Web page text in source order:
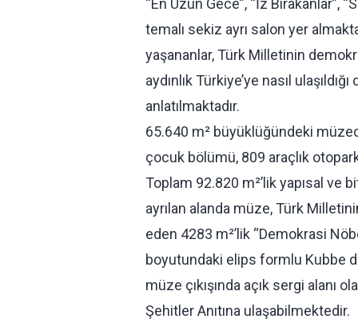
“En Uzun Gece”, “İz Bırakanlar”,
temalı sekiz ayrı salon yer
yaşananlar, Türk Milletinin
aydınlık Türkiye’ye nasıl
anlatılmaktadır.
65.640 m² büyüklüğündeki
çocuk bölümü, 809 araçlık
Toplam 92.820 m²’lik yapısal
ayrılan alanda müze, Türk
eden 4283 m²’lik “Demokrasi
boyutundaki elips formlu Kubbe
müze çıkışında açık sergi alanı
Şehitler Anıtına ulaşabilmektedir.